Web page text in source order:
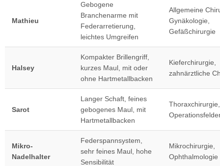
Mathieu
Gebogene
Branchenarme mit
Federarretierung,
leichtes Umgreifen
Allgemeine
Gynäkologie,
Gefäßchirurgie
Halsey
Kompakter Brillengriff,
kurzes Maul, mit oder
ohne Hartmetallbacken
Kieferchirurgie,
zahnärztliche
Sarot
Langer Schaft, feines
gebogenes Maul, mit
Hartmetallbacken
Mikro-
Nadelhalter
Federspannsystem,
sehr feines Maul, hohe
Sensibilität
Mikrochirurgie,
Ophthalmologie